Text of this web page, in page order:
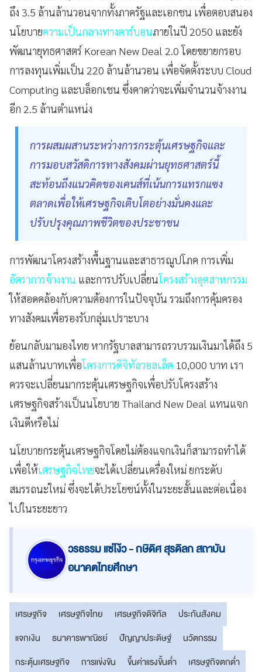
ถึง 3.5 ล้านล้านวอนจากทั้งภาครัฐและเอกชน เพื่อตอบสนอง
นโยบายความเป็นกลางทางคาร์บอนภายในปี 2050 และยัง
พัฒนายุทธศาสตร์ Korean New Deal 2.0 โดยขยายกรอบ
การลงทุนเพิ่มเป็น 220 ล้านล้านวอน เพื่อจัดตั้งระบบ Cloud
Computing และบล็อกเชน ซึ่งคาดว่าจะเพิ่มจำนวนจ้างงาน
อีก 2.5 ล้านตำแหน่ง
การผสมผสานระหว่างการกระตุ้นเศรษฐกิจและ
การมอบสวัสดิการทางสังคมผ่านยุทธศาสตร์นี้
สะท้อนถึงแนวคิดของเคนส์ที่เน้นการแทรกแซง
ตลาดเพื่อให้เศรษฐกิจเติบโตอย่างมั่นคงและ
ปรับปรุงคุณภาพชีวิตของประชาชน
การพัฒนาโครงสร้างพื้นฐานและสาธารณูปโภค การเพิ่ม
อัตราการจ้างงาน และการปรับเปลี่ยนโครงสร้างอุตสาหกรรม
ให้สอดคล้องกับความต้องการในปัจจุบัน รวมถึงการคุ้มครอง
ทางสังคมเพื่อรองรับกลุ่มเปราะบาง
ย้อนกลับมามองไทย หากรัฐบาลสามารถรวบรวมเงินมาได้ถึง 5
แสนล้านบาทเพื่อโครงการดิจิทัลวอลเล็ต 10,000 บาท เรา
ควรจะเปลี่ยนมากระตุ้นเศรษฐกิจเพื่อปรับโครงสร้าง
เศรษฐกิจสร้างเป็นนโยบาย Thailand New Deal แทนแจก
เงินดีหรือไม่
นโยบายกระตุ้นเศรษฐกิจโดยไม่ต้องแจกเงินก็สามารถทำได้
เพื่อให้เศรษฐกิจไทยจะได้เปลี่ยนเครื่องใหม่ ยกระดับ
สมรรถนะใหม่ ซึ่งจะได้ประโยชน์ทั้งในระยะสั้นและต่อเนื่อง
ไปในระยะยาว
วรธรรม แซ่โง้ว - กษิดิศ สุรดิลก สถาบัน
อนาคตไทยศึกษา
เศรษฐกิจ เศรษฐกิจไทย เศรษฐกิจดิจิทัล
ประกันสังคม
แจกเงิน
ธนาคารพาณิชย์ ปัญญาประดิษฐ์
นวัตกรรม
กระตุ้นเศรษฐกิจ
การแข่งขัน ขึ้นค่าแรงขั้นต่ำ
เศรษฐกิจตกต่ำ